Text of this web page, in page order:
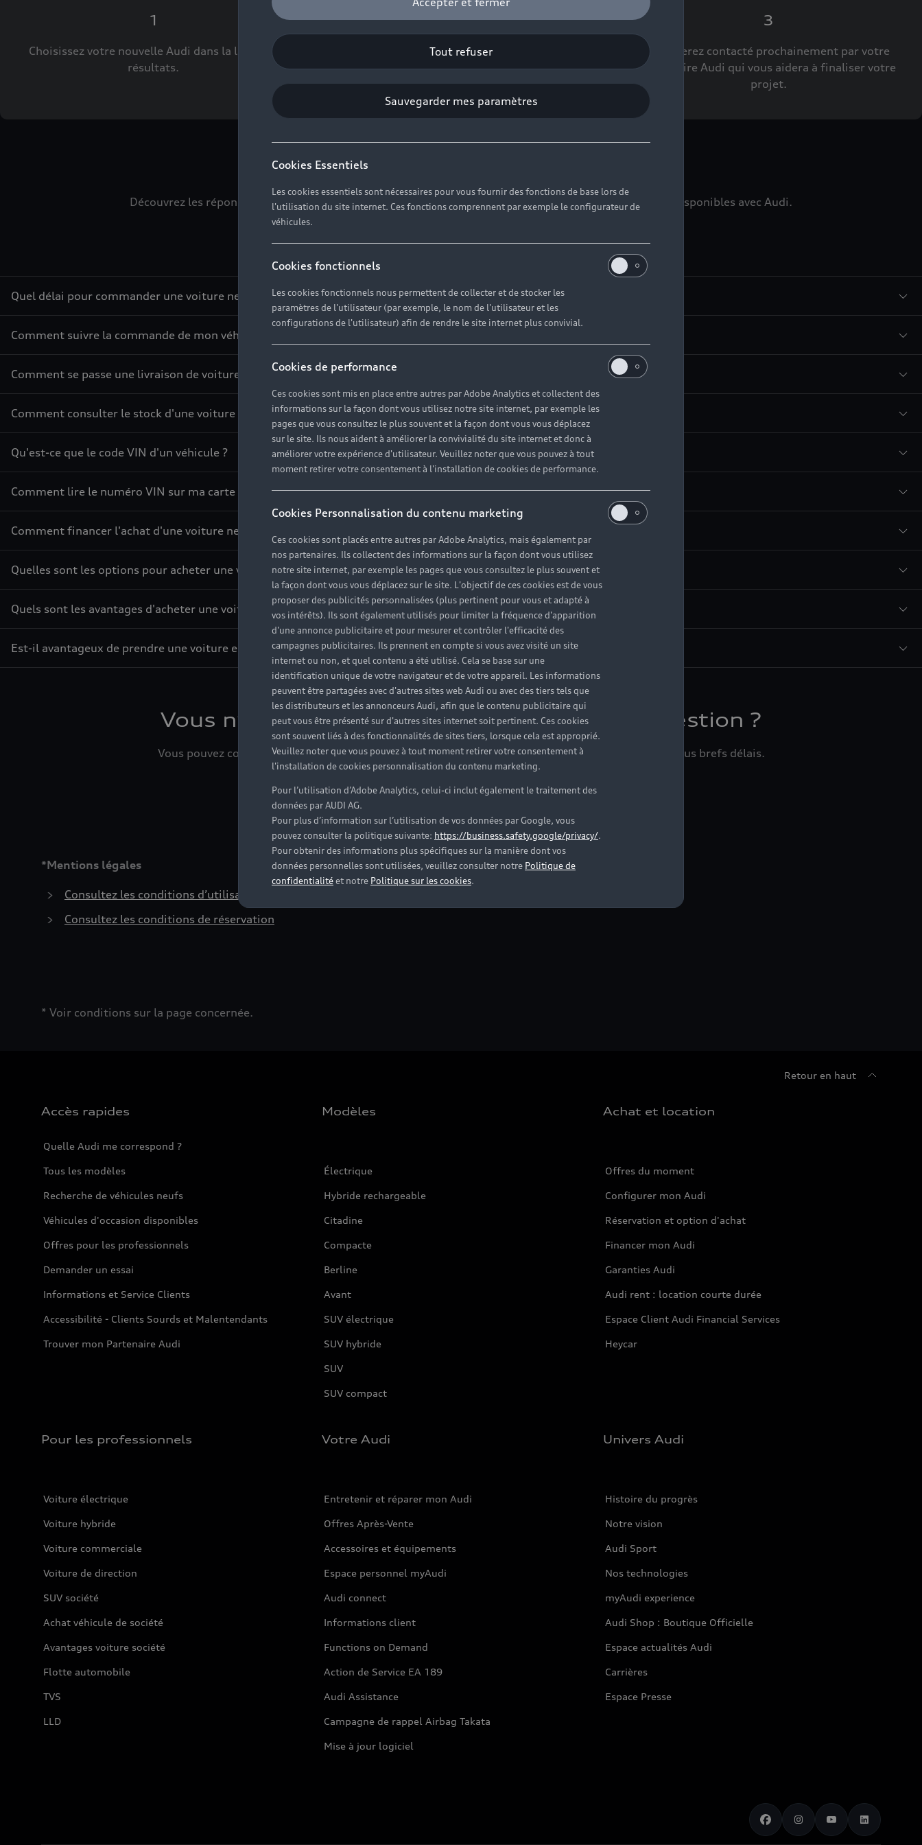
Tout refuser
Sauvegarder mes paramètres
Cookies Essentiels
Les cookies essentiels sont nécessaires pour vous fournir des fonctions de base lors de
l'utilisation du site internet. Ces fonctions comprennent par exemple le configurateur de
véhicules.
Cookies fonctionnels
Les cookies fonctionnels nous permettent de collecter et de stocker les
paramètres de l'utilisateur (par exemple, le nom de l'utilisateur et les
configurations de l'utilisateur) afin de rendre le site internet plus convivial.
Cookies de performance
Ces cookies sont mis en place entre autres par Adobe Analytics et collectent des
informations sur la façon dont vous utilisez notre site internet, par exemple les
pages que vous consultez le plus souvent et la façon dont vous vous déplacez
sur le site. Ils nous aident à améliorer la convivialité du site internet et donc à
améliorer votre expérience d'utilisateur. Veuillez noter que vous pouvez à tout
moment retirer votre consentement à l'installation de cookies de performance.
Cookies Personnalisation du contenu marketing
Ces cookies sont placés entre autres par Adobe Analytics, mais également par
nos partenaires. Ils collectent des informations sur la façon dont vous utilisez
notre site internet, par exemple les pages que vous consultez le plus souvent et
la façon dont vous vous déplacez sur le site. L'objectif de ces cookies est de vous
proposer des publicités personnalisées (plus pertinent pour vous et adapté à
vos intérêts). Ils sont également utilisés pour limiter la fréquence d'apparition
d'une annonce publicitaire et pour mesurer et contrôler l'efficacité des
campagnes publicitaires. Ils prennent en compte si vous avez visité un site
internet ou non, et quel contenu a été utilisé. Cela se base sur une
identification unique de votre navigateur et de votre appareil. Les informations
peuvent être partagées avec d'autres sites web Audi ou avec des tiers tels que
les distributeurs et les annonceurs Audi, afin que le contenu publicitaire qui
peut vous être présenté sur d'autres sites internet soit pertinent. Ces cookies
sont souvent liés à des fonctionnalités de sites tiers, lorsque cela est approprié.
Veuillez noter que vous pouvez à tout moment retirer votre consentement à
l'installation de cookies personnalisation du contenu marketing.
Pour l’utilisation d’Adobe Analytics, celui-ci inclut également le traitement des
données par AUDI AG.
Pour plus d’information sur l’utilisation de vos données par Google, vous
pouvez consulter la politique suivante: https://business.safety.google/privacy/.
Pour obtenir des informations plus spécifiques sur la manière dont vos
données personnelles sont utilisées, veuillez consulter notre Politique de
confidentialitéet notre Politique sur les cookies.
1
Choisissez votre nouvelle Audi dans la liste des
résultats.
2
Cliquez sur « Contacter votre Partenaire ».
3
Vous serez contacté prochainement par votre
Partenaire Audi qui vous aidera à finaliser votre
projet.
Les réponses à vos questions
Découvrez les réponses à vos diverses questions autour de l'achat de véhicules neufs immédiatement disponibles avec Audi.
Quel délai pour commander une voiture neuve ?
Comment suivre la commande de mon véhicule ?
Comment se passe une livraison de voiture neuve ?
Comment consulter le stock d'une voiture ?
Qu'est-ce que le code VIN d'un véhicule ?
Comment lire le numéro VIN sur ma carte grise ?
Comment financer l'achat d'une voiture neuve ?
Quelles sont les options pour acheter une voiture ?
Quels sont les avantages d'acheter une voiture neuve ?
Est-il avantageux de prendre une voiture en leasing ?
Vous n’avez pas trouvé la réponse à votre question ?
Vous pouvez contacter le Partenaire Audi proche de chez vous afin qu’il vous recontacte dans les plus brefs délais.
*Mentions légales
Consultez les conditions d’utilisation
Consultez les conditions de réservation
* Voir conditions sur la page concernée.
Retour en haut
Accès rapides
Quelle Audi me correspond ?
Tous les modèles
Recherche de véhicules neufs
Véhicules d'occasion disponibles
Offres pour les professionnels
Demander un essai
Informations et Service Clients
Accessibilité - Clients Sourds et Malentendants
Trouver mon Partenaire Audi
Modèles
Électrique
Hybride rechargeable
Citadine
Compacte
Berline
Avant
SUV électrique
SUV hybride
SUV
SUV compact
Achat et location
Offres du moment
Configurer mon Audi
Réservation et option d'achat
Financer mon Audi
Garanties Audi
Audi rent : location courte durée
Espace Client Audi Financial Services
Heycar
Pour les professionnels
Voiture électrique
Voiture hybride
Voiture commerciale
Voiture de direction
SUV société
Achat véhicule de société
Avantages voiture société
Flotte automobile
TVS
LLD
Votre Audi
Entretenir et réparer mon Audi
Offres Après-Vente
Accessoires et équipements
Espace personnel myAudi
Audi connect
Informations client
Functions on Demand
Action de Service EA 189
Audi Assistance
Campagne de rappel Airbag Takata
Mise à jour logiciel
Univers Audi
Histoire du progrès
Notre vision
Audi Sport
Nos technologies
myAudi experience
Audi Shop : Boutique Officielle
Espace actualités Audi
Carrières
Espace Presse